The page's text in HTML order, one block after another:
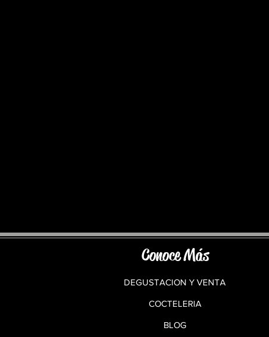
Conoce Más
DEGUSTACION Y VENTA
COCTELERIA
BLOG